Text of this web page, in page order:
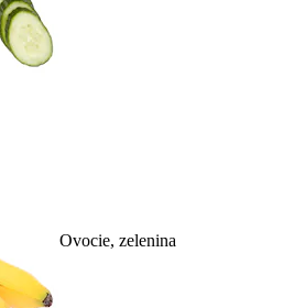
Ovocie, zelenina